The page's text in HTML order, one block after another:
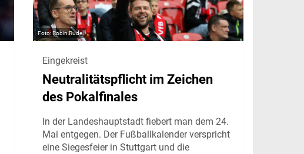
Robin Rudel
Eingekreist
Neutralitätspflicht im Zeichen
des Pokalfinales
In der Landeshauptstadt fiebert man dem 24.
Mai entgegen. Der Fußballkalender verspricht
eine Siegesfeier in Stuttgart und die